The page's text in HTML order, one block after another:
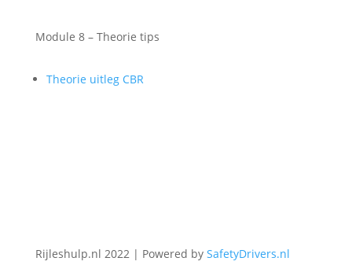
Module 8 – Theorie tips
Theorie uitleg CBR
Rijleshulp.nl 2022 | Powered by SafetyDrivers.nl